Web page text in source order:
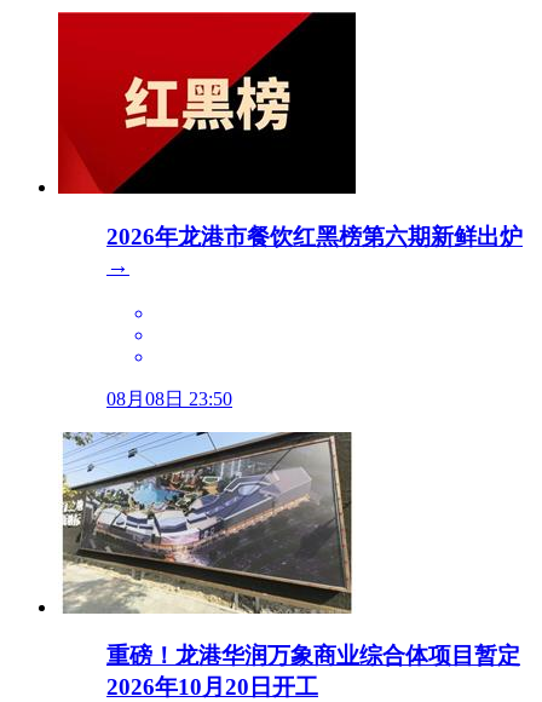
2026年龙港市餐饮红黑榜第六期新鲜出炉
→
08月08日 23:50
重磅！龙港华润万象商业综合体项目暂定
2026年10月20日开工